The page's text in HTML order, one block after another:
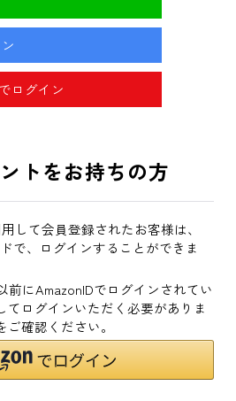
ログイン
トをお持ちの方
して会員登録されたお客様は、
で、ログインすることができま
前にAmazonIDでログインされてい
てログインいただく必要がありま
確認ください。